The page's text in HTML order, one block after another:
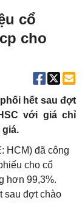
cổ
cho
hết sau đợt
với giá chỉ
giá.
HCM) đã công
cho cổ
hơn 99,3%.
sau đợt chào